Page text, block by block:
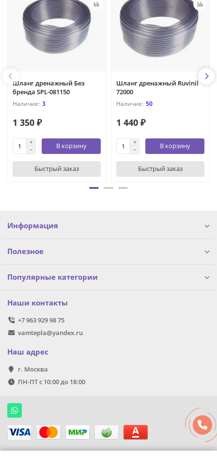
Шланг дренажный Без
бренда SPL-081150
3
1 350 ₽
В корзину
Быстрый заказ
Шланг дренажный Ruvinil
72000
50
1 440 ₽
В корзину
Быстрый заказ
Информация
Полезное
Популярные категории
Наши контакты
+7 963 929 98 75
vamtepla@yandex.ru
Наш адрес
г. Москва
ПН-ПТ с 10:00 до 18:00